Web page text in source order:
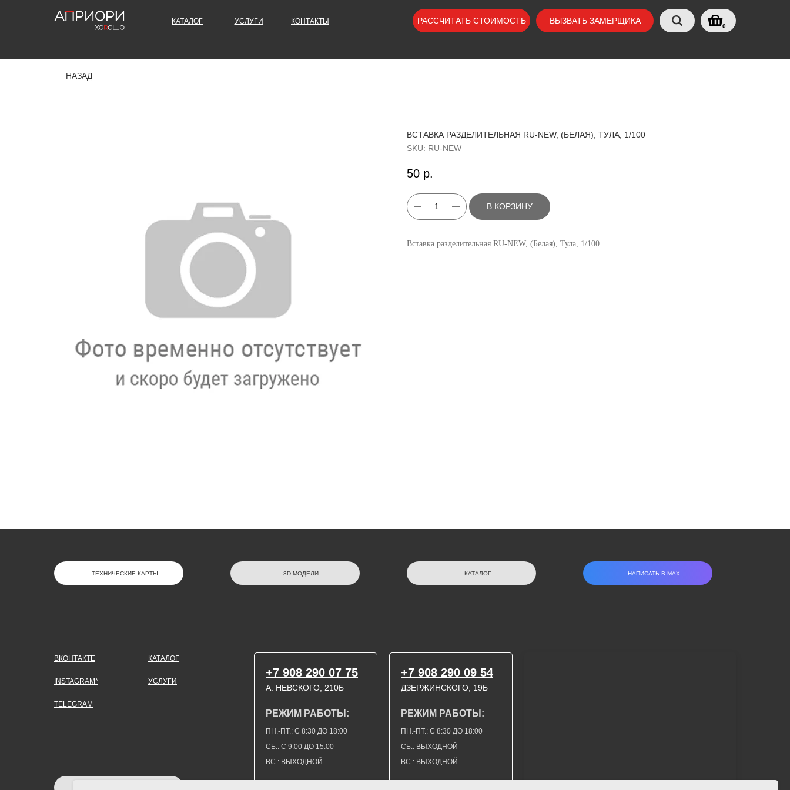
КОНТАКТЫ
УСЛУГИ
КАТАЛОГ ВЫЗВАТЬ ЗАМЕРЩИКА
РАССЧИТАТЬ СТОИМОСТЬ
0
НАЗАД
ВСТАВКА РАЗДЕЛИТЕЛЬНАЯ RU-NEW, (БЕЛАЯ), ТУЛА, 1/100
SKU: RU-NEW
50 р.
В КОРЗИНУ
Вставка разделительная RU-NEW, (Белая), Тула, 1/100
НАПИСАТЬ В МАХ
КАТАЛОГ
3D МОДЕЛИ
ТЕХНИЧЕСКИЕ КАРТЫ
TELEGRAM
INSTAGRAM*
ВКОНТАКТЕ
ДЗЕРЖИНСКОГО, 19Б
ВС.: ВЫХОДНОЙ
СБ.: С 9:00 ДО 15:00
ПН.-ПТ.: С 8:30 ДО 18:00
А. НЕВСКОГО, 210Б
УСЛУГИ
+7 908 290 09 54
РЕЖИМ РАБОТЫ:
ВС.: ВЫХОДНОЙ
СБ.: ВЫХОДНОЙ
ПН.-ПТ.: С 8:30 ДО 18:00
РЕЖИМ РАБОТЫ:
+7 908 290 07 75
КАТАЛОГ